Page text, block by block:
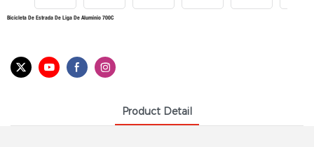
Bicicleta De Estrada De Liga De Alumínio 700C
Product Detail